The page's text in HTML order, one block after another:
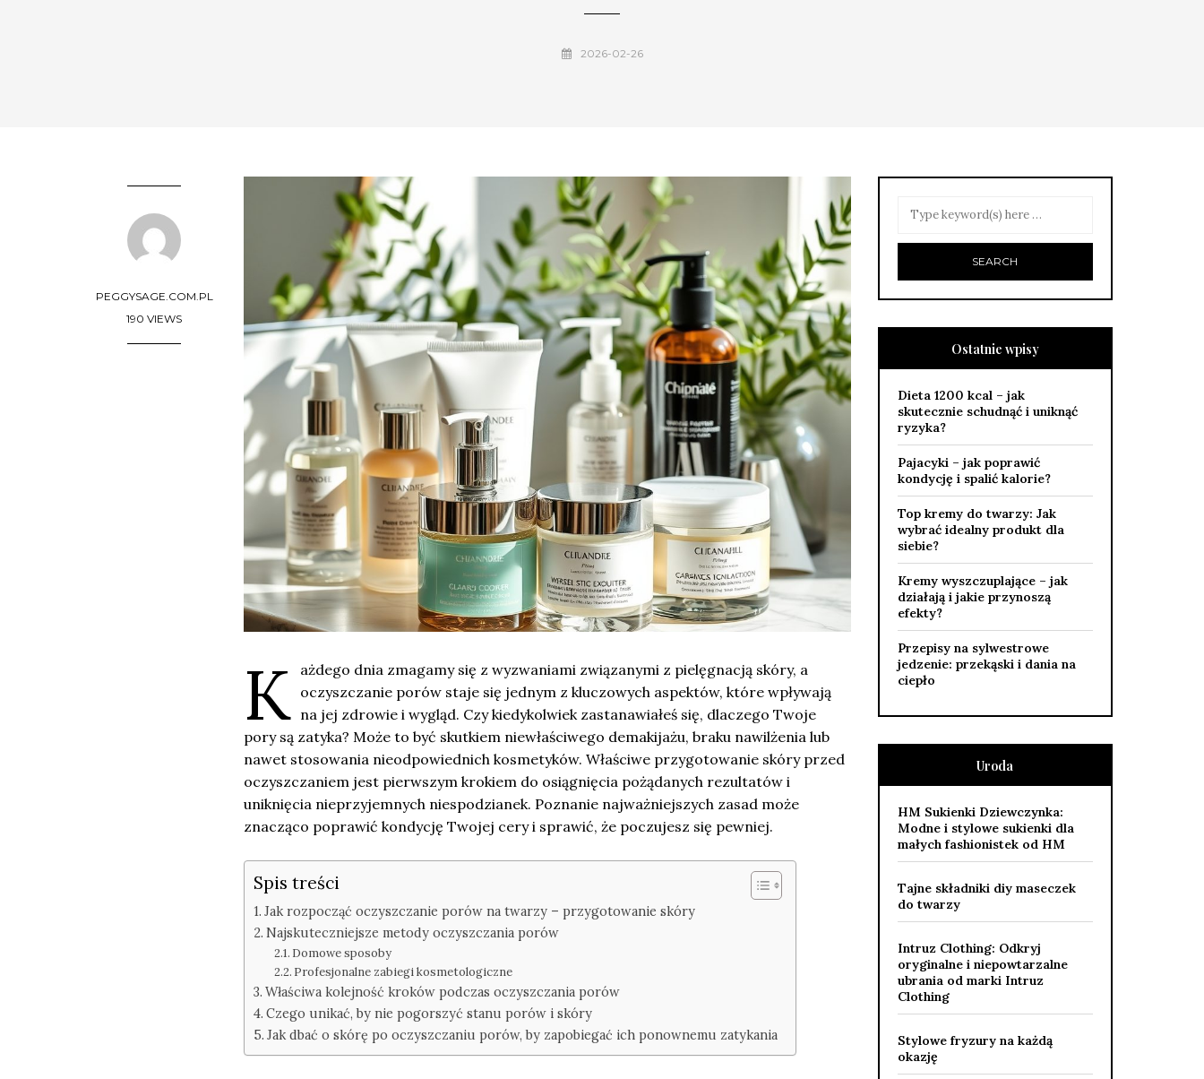
2026-02-26
PEGGYSAGE.COM.PL
190 VIEWS
K ażdego dnia zmagamy się z wyzwaniami związanymi z pielęgnacją skóry, a
oczyszczanie porów staje się jednym z kluczowych aspektów, które wpływają
na jej zdrowie i wygląd. Czy kiedykolwiek zastanawiałeś się, dlaczego Twoje
pory są zatyka? Może to być skutkiem niewłaściwego demakijażu, braku nawilżenia lub
nawet stosowania nieodpowiednich kosmetyków. Właściwe przygotowanie skóry przed
oczyszczaniem jest pierwszym krokiem do osiągnięcia pożądanych rezultatów i
uniknięcia nieprzyjemnych niespodzianek. Poznanie najważniejszych zasad może
znacząco poprawić kondycję Twojej cery i sprawić, że poczujesz się pewniej.
Spis treści
Jak rozpocząć oczyszczanie porów na twarzy – przygotowanie skóry
Najskuteczniejsze metody oczyszczania porów
Domowe sposoby
Profesjonalne zabiegi kosmetologiczne
Właściwa kolejność kroków podczas oczyszczania porów
Czego unikać, by nie pogorszyć stanu porów i skóry
Jak dbać o skórę po oczyszczaniu porów, by zapobiegać ich ponownemu zatykania
Ostatnie wpisy
Dieta 1200 kcal – jak
skutecznie schudnąć i uniknąć
ryzyka?
Pajacyki – jak poprawić
kondycję i spalić kalorie?
Top kremy do twarzy: Jak
wybrać idealny produkt dla
siebie?
Kremy wyszczuplające – jak
działają i jakie przynoszą
efekty?
Przepisy na sylwestrowe
jedzenie: przekąski i dania na
ciepło
Uroda
HM Sukienki Dziewczynka:
Modne i stylowe sukienki dla
małych fashionistek od HM
Tajne składniki diy maseczek
do twarzy
Intruz Clothing: Odkryj
oryginalne i niepowtarzalne
ubrania od marki Intruz
Clothing
Stylowe fryzury na każdą
okazję